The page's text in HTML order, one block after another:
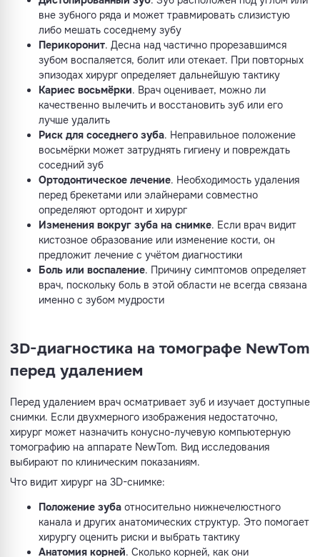
вне зубного ряда и может травмировать слизистую
либо мешать соседнему зубу
Перикоронит. Десна над частично прорезавшимся
зубом воспаляется, болит или отекает. При повторных
эпизодах хирург определяет дальнейшую тактику
Кариес восьмёрки. Врач оценивает, можно ли
качественно вылечить и восстановить зуб или его
лучше удалить
Риск для соседнего зуба. Неправильное положение
восьмёрки может затруднять гигиену и повреждать
соседний зуб
Ортодонтическое лечение. Необходимость удаления
перед брекетами или элайнерами совместно
определяют ортодонт и хирург
Изменения вокруг зуба на снимке. Если врач видит
кистозное образование или изменение кости, он
предложит лечение с учётом диагностики
Боль или воспаление. Причину симптомов определяет
врач, поскольку боль в этой области не всегда связана
именно с зубом мудрости
3D-диагностика на томографе NewTom
перед удалением
Перед удалением врач осматривает зуб и изучает доступные
снимки. Если двухмерного изображения недостаточно,
хирург может назначить конусно-лучевую компьютерную
томографию на аппарате NewTom. Вид исследования
выбирают по клиническим показаниям.
Что видит хирург на 3D-снимке:
Положение зуба относительно нижнечелюстного
канала и других анатомических структур. Это помогает
хирургу оценить риски и выбрать тактику
Анатомия корней. Сколько корней, как они